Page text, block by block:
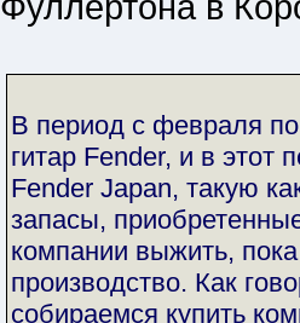
В период с февраля
гитар Fender, и в этот
Fender Japan, такую
запасы,
компании выжить,
производство. Как
собираемся купить